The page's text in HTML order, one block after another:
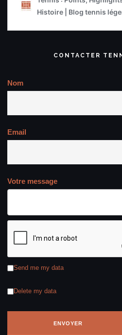
CONTACTER
Nom
Email
Votre message
Send me my data
Delete my data